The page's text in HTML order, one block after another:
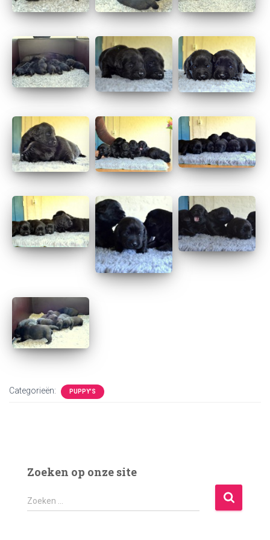
Categorieën: PUPPY'S
Zoeken op onze site
Z
o
Zoeken …